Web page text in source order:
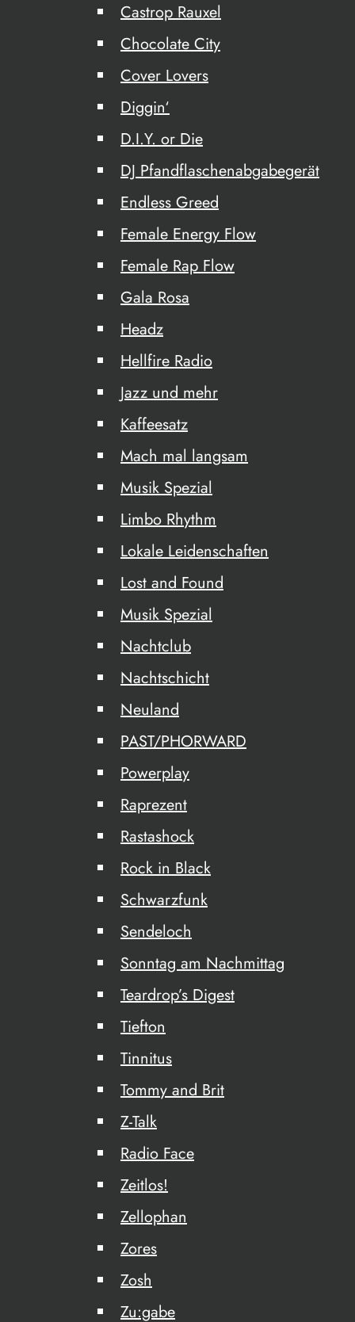
Castrop Rauxel
Chocolate City
Cover Lovers
Diggin‘
D.I.Y. or Die
DJ Pfandflaschenabgabegerät
Endless Greed
Female Energy Flow
Female Rap Flow
Gala Rosa
Headz
Hellfire Radio
Jazz und mehr
Kaffeesatz
Mach mal langsam
Musik Spezial
Limbo Rhythm
Lokale Leidenschaften
Lost and Found
Musik Spezial
Nachtclub
Nachtschicht
Neuland
PAST/PHORWARD
Powerplay
Raprezent
Rastashock
Rock in Black
Schwarzfunk
Sendeloch
Sonntag am Nachmittag
Teardrop’s Digest
Tiefton
Tinnitus
Tommy and Brit
Z-Talk
Radio Face
Zeitlos!
Zellophan
Zores
Zosh
Zu:gabe